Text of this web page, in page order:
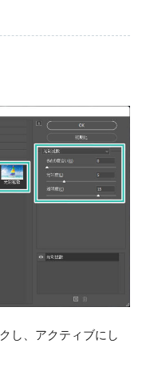
し、アクティブにし